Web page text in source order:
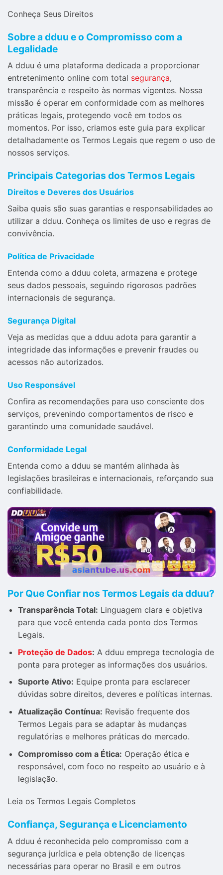
Conheça Seus Direitos
Sobre a dduu e o Compromisso com a
Legalidade
A dduu é uma plataforma dedicada a proporcionar
entretenimento online com total segurança,
transparência e respeito às normas vigentes. Nossa
missão é operar em conformidade com as melhores
práticas legais, protegendo você em todos os
momentos. Por isso, criamos este guia para explicar
detalhadamente os Termos Legais que regem o uso de
nossos serviços.
Principais Categorias dos Termos Legais
Direitos e Deveres dos Usuários
Saiba quais são suas garantias e responsabilidades ao
utilizar a dduu. Conheça os limites de uso e regras de
convivência.
Política de Privacidade
Entenda como a dduu coleta, armazena e protege
seus dados pessoais, seguindo rigorosos padrões
internacionais de segurança.
Segurança Digital
Veja as medidas que a dduu adota para garantir a
integridade das informações e prevenir fraudes ou
acessos não autorizados.
Uso Responsável
Confira as recomendações para uso consciente dos
serviços, prevenindo comportamentos de risco e
garantindo uma comunidade saudável.
Conformidade Legal
Entenda como a dduu se mantém alinhada às
legislações brasileiras e internacionais, reforçando sua
confiabilidade.
Por Que Confiar nos Termos Legais da dduu?
Transparência Total: Linguagem clara e objetiva
para que você entenda cada ponto dos Termos
Legais.
Proteção de Dados: A dduu emprega tecnologia de
ponta para proteger as informações dos usuários.
Suporte Ativo: Equipe pronta para esclarecer
dúvidas sobre direitos, deveres e políticas internas.
Atualização Contínua: Revisão frequente dos
Termos Legais para se adaptar às mudanças
regulatórias e melhores práticas do mercado.
Compromisso com a Ética: Operação ética e
responsável, com foco no respeito ao usuário e à
legislação.
Leia os Termos Legais Completos
Confiança, Segurança e Licenciamento
A dduu é reconhecida pelo compromisso com a
segurança jurídica e pela obtenção de licenças
necessárias para operar no Brasil e em outros